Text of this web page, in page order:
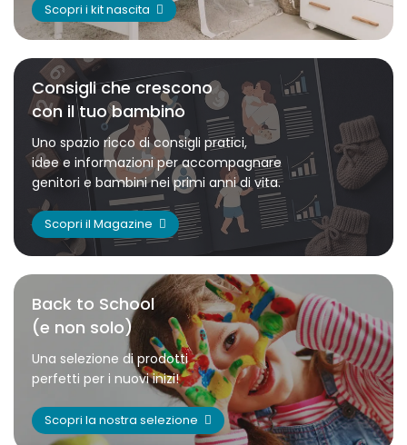
Scopri i kit nascita
Consigli che crescono
con il tuo bambino
Uno spazio ricco di consigli pratici,
idee e informazioni per accompagnare
genitori e bambini nei primi anni di vita.
Scopri il Magazine
Back to School
(e non solo)
Una selezione di prodotti
perfetti per i nuovi inizi!
Scopri la nostra selezione